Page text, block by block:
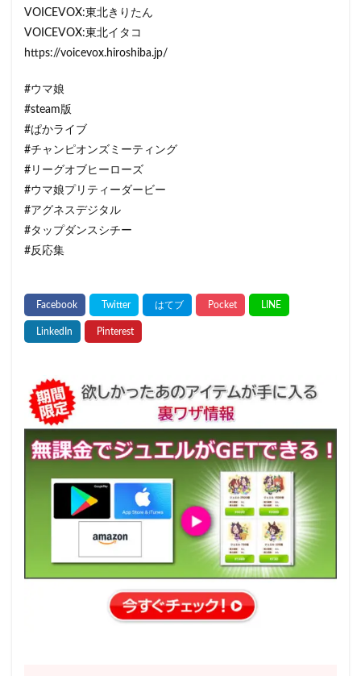
VOICEVOX:東北きりたん
VOICEVOX:東北イタコ
https://voicevox.hiroshiba.jp/
#ウマ娘
#steam版
#ぱかライブ
#チャンピオンズミーティング
#リーグオブヒーローズ
#ウマ娘プリティーダービー
#アグネスデジタル
#タップダンスシチー
#反応集